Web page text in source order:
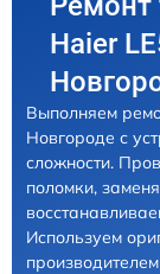
Haier
Выполняем
Новгороде с
сложности.
поломки,
Используем